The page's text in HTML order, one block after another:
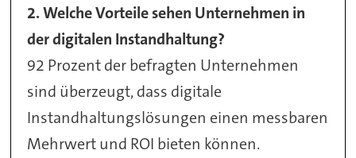
2. Welche Vorteile sehen Unternehmen in
der digitalen Instandhaltung?
92 Prozent der befragten Unternehmen
sind überzeugt, dass digitale
Instandhaltungslösungen einen messbaren
Mehrwert und ROI bieten können.